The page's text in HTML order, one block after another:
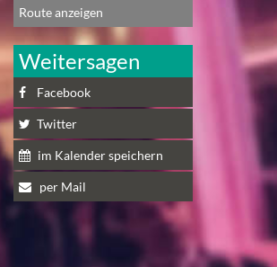
Route anzeigen
Weitersagen
Facebook
Twitter
im Kalender speichern
per Mail